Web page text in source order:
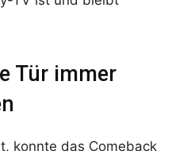
Tür immer
konnte das Comeback